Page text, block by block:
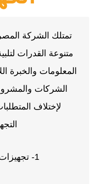
تمتلك الشركة
متنوعة القدرات
المعلومات والخبرة
الشركات
لإختلاف
1- تجهيزات شركات البترول